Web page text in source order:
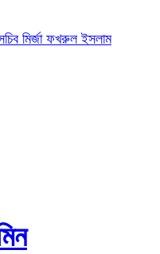
মির্জা ফখরুল ইসলাম